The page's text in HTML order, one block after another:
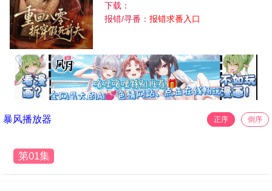
下载：
报错/寻番：报错求番入口
暴风播放器 正序 倒序
第01集